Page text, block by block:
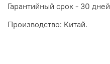
Гарантийный срок - 30 дней
Производство: Китай.